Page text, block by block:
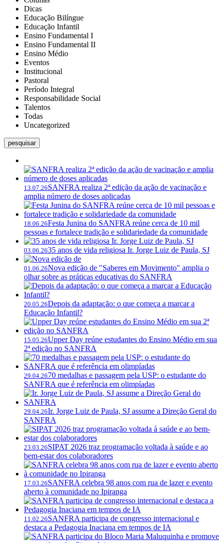
Dicas
Educação Bilíngue
Educação Infantil
Ensino Fundamental I
Ensino Fundamental II
Ensino Médio
Eventos
Institucional
Pastoral
Período Integral
Responsabilidade Social
Talentos
Todas
Uncategorized
pesquisar
13.07.26SANFRA realiza 2ª edição da ação de vacinação e
amplia número de doses aplicadas
18.06.26Festa Junina do SANFRA reúne cerca de 10 mil
pessoas e fortalece tradição e solidariedade da comunidade
03.06.2635 anos de vida religiosa Ir. Jorge Luiz de Paula, SJ
01.06.26Nova edição de "Saberes em Movimento" amplia o
olhar sobre as práticas educativas do SANFRA
20.05.26Depois da adaptação: o que começa a marcar a
Educação Infantil?
15.05.26Upper Day reúne estudantes do Ensino Médio em sua
2ª edição no SANFRA
29.04.2670 medalhas e passagem pela USP: o estudante do
SANFRA que é referência em olimpíadas
29.04.26Ir. Jorge Luiz de Paula, SJ assume a Direção Geral do
SANFRA
23.03.26SIPAT 2026 traz programação voltada à saúde e ao
bem-estar dos colaboradores
17.03.26SANFRA celebra 98 anos com rua de lazer e evento
aberto à comunidade no Ipiranga
11.02.26SANFRA participa de congresso internacional e
destaca a Pedagogia Inaciana em tempos de IA